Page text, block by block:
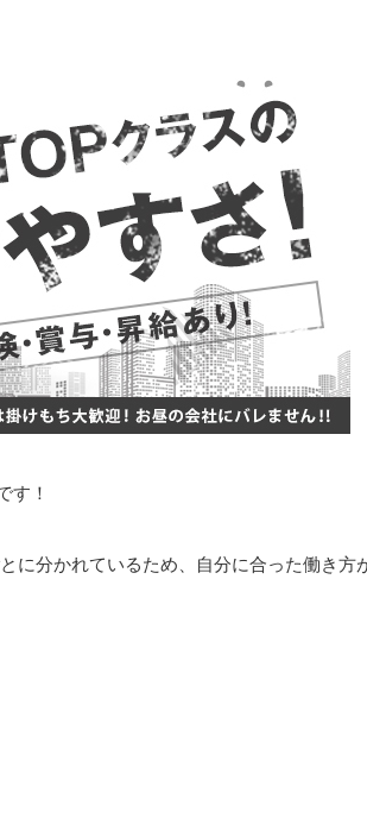
す！
に分かれているため、自分に合った働き方